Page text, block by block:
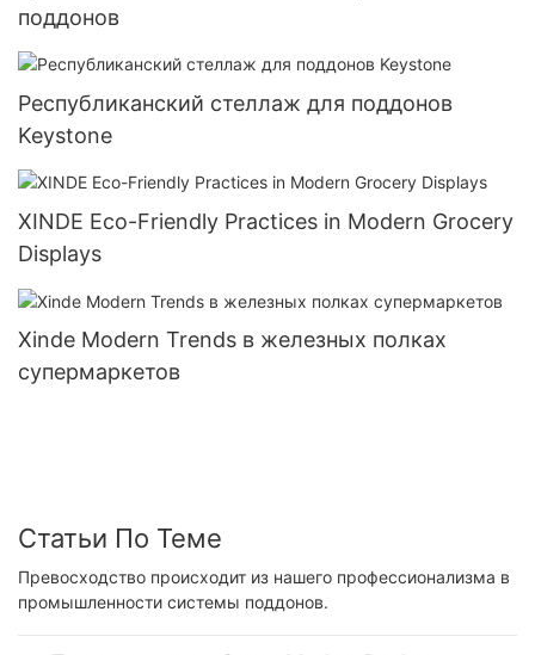
поддонов
Республиканский стеллаж для поддонов
Keystone
XINDE Eco-Friendly Practices in Modern Grocery
Displays
Xinde Modern Trends в железных полках
супермаркетов
Статьи По Теме
Превосходство происходит из нашего профессионализма в
промышленности системы поддонов.